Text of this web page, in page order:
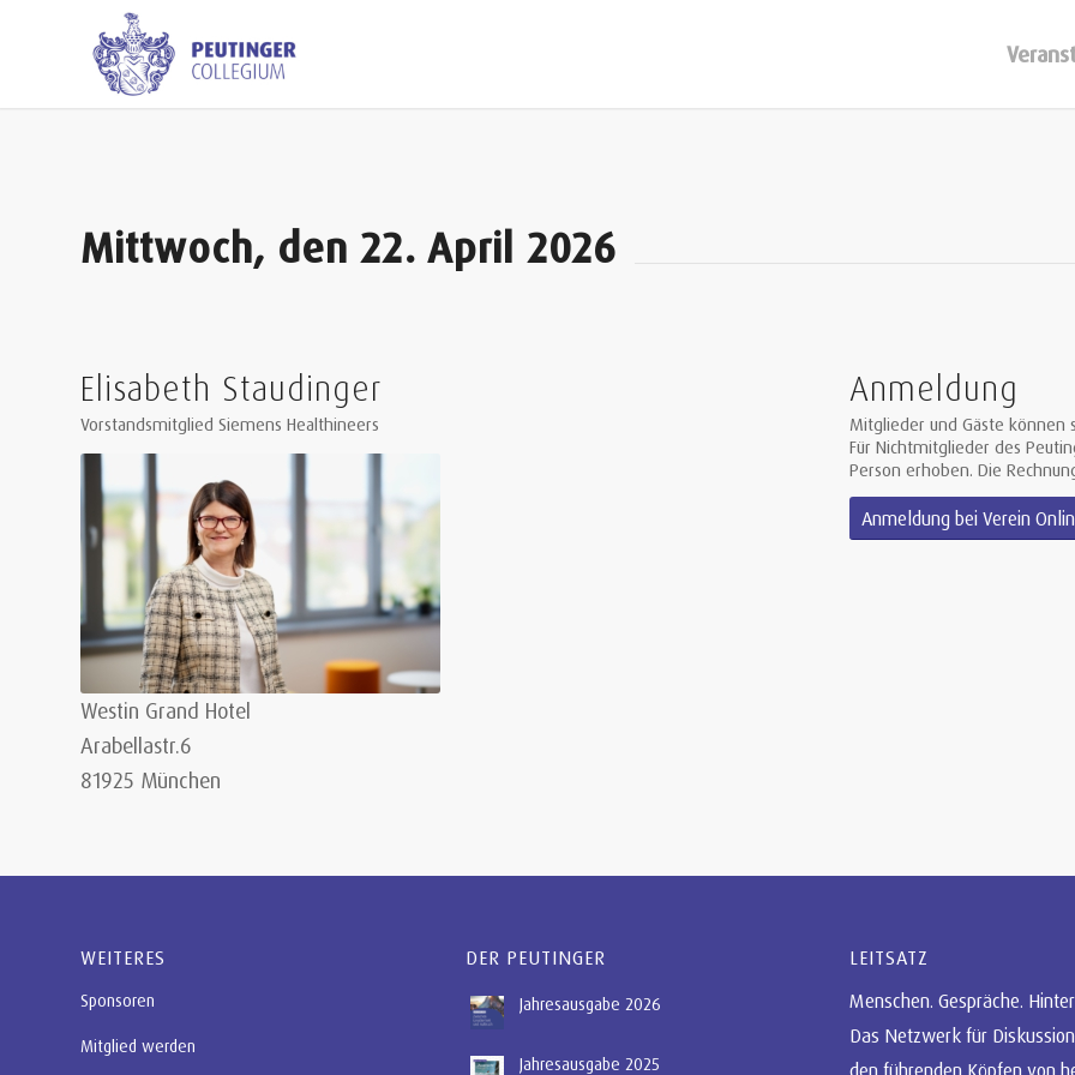
Mittwoch, den 22. April 2026
Elisabeth Staudinger
Vorstandsmitglied Siemens Healthineers
Westin Grand Hotel
Arabellastr.6
81925 München
Anmeldung
Mitglieder und Gäste können
Für Nichtmitglieder des
Person erhoben. Die
Anmeldung bei Verein
WEITERES
Sponsoren
Mitglied werden
DER PEUTINGER
Jahresausgabe 2026
Jahresausgabe 2025
LEITSATZ
Menschen. Gespräche.
Das Netzwerk für